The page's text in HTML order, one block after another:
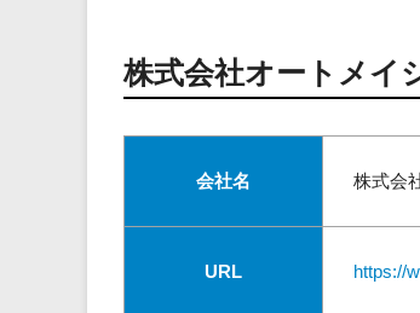
株式会社オートメイ
会社名 株式会
URL https://